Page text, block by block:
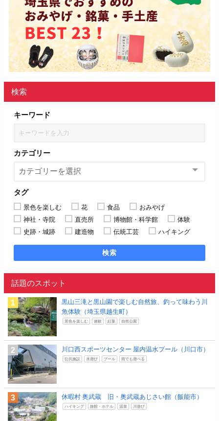
検索
キーワード
カテゴリー
タグ
景色を楽しむ 花 食品
おみやげ
神社・寺院
直売所 博物館・科学館
体験
史跡・城跡
建造物 伝統工芸 ハイキング
検索
話題のスポット
黒山三滝と黒山園で楽しむ自然旅、釣って味わう川
魚体験（埼玉県越生町）
景色を楽しむ 体験 紅葉 自然公園
川口西スポーツセンター 屋内温水プール（川口市）
公共施設 水遊び プール 雨でも遊べる
休暇村 奥武蔵 旧・奥武蔵あじさい館（飯能市）
ハイキング 旅館・ホテル 温泉 川遊び